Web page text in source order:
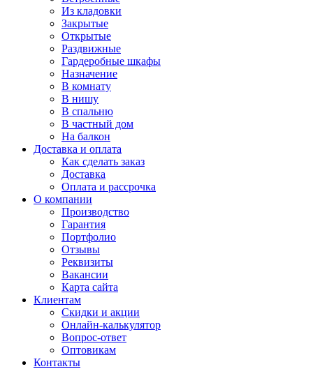
Из кладовки
Закрытые
Открытые
Раздвижные
Гардеробные шкафы
Назначение
В комнату
В нишу
В спальню
В частный дом
На балкон
Доставка и оплата
Как сделать заказ
Доставка
Оплата и рассрочка
О компании
Производство
Гарантия
Портфолио
Отзывы
Реквизиты
Вакансии
Карта сайта
Клиентам
Скидки и акции
Онлайн-калькулятор
Вопрос-ответ
Оптовикам
Контакты